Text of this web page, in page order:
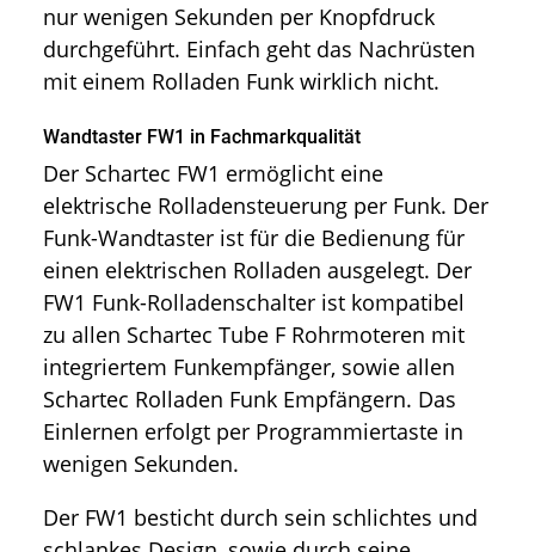
nur wenigen Sekunden per Knopfdruck
durchgeführt. Einfach geht das Nachrüsten
mit einem Rolladen Funk wirklich nicht.
Wandtaster FW1 in Fachmarkqualität
Der Schartec FW1 ermöglicht eine
elektrische Rolladensteuerung per Funk. Der
Funk-Wandtaster ist für die Bedienung für
einen elektrischen Rolladen ausgelegt. Der
FW1 Funk-Rolladenschalter ist kompatibel
zu allen Schartec Tube F Rohrmoteren mit
integriertem Funkempfänger, sowie allen
Schartec Rolladen Funk Empfängern. Das
Einlernen erfolgt per Programmiertaste in
wenigen Sekunden.
Der FW1 besticht durch sein schlichtes und